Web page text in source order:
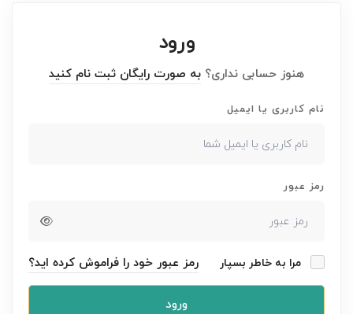
ورود
هنوز حسابی نداری؟ به صورت رایگان ثبت نام کنید
نام کاربری یا ایمیل
رمز عبور
مرا به خاطر بسپار رمز عبور خود را فراموش کرده اید؟
ورود